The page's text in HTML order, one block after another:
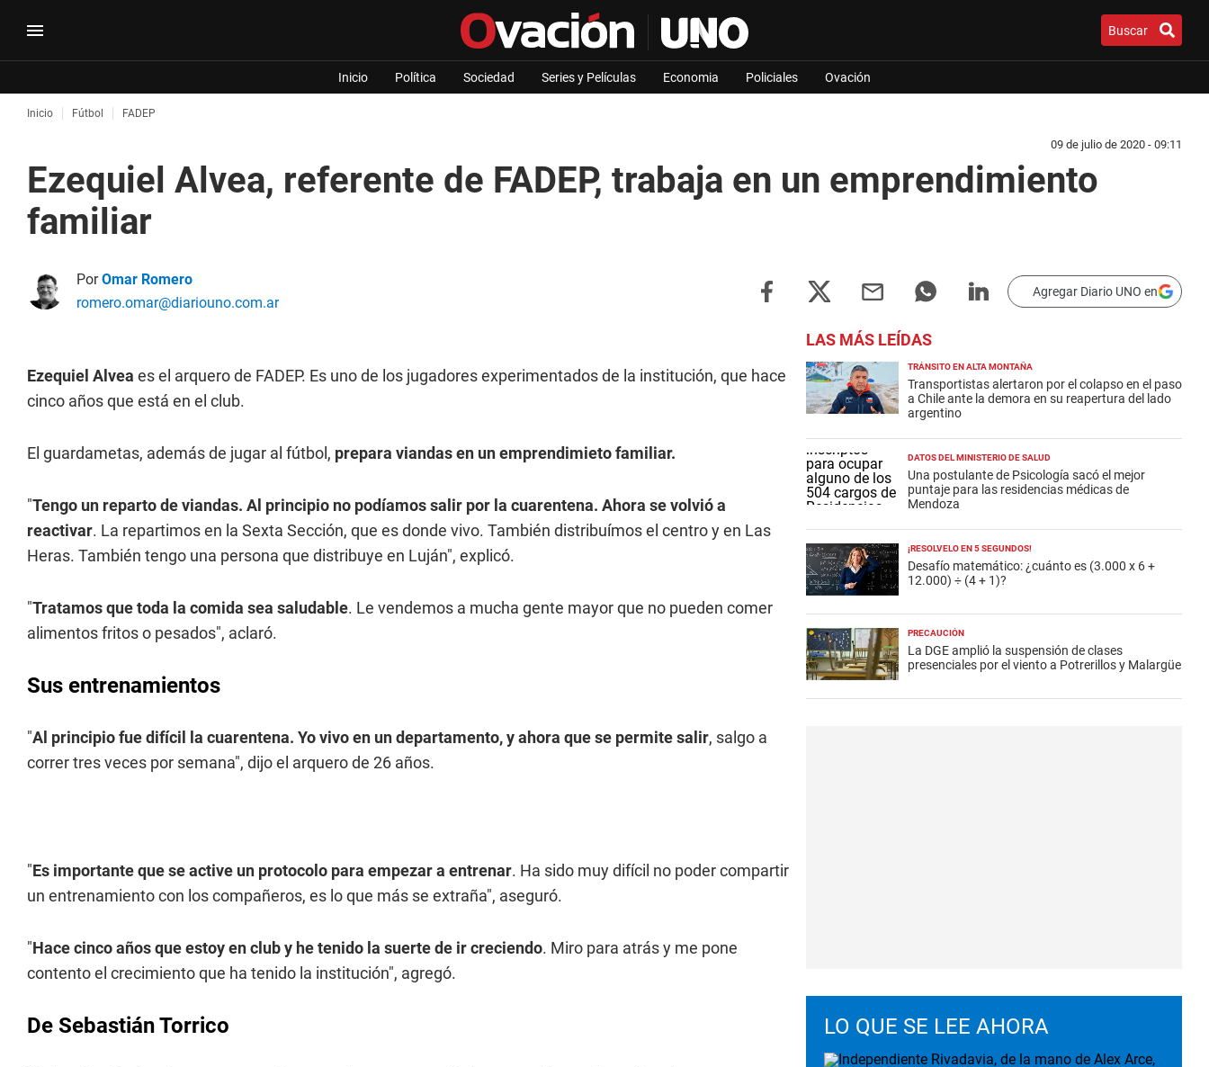
Buscar
Inicio Política Sociedad Series y Películas Economia Policiales Ovación
Inicio Fútbol FADEP
09 de julio de 2020 - 09:11
Ezequiel Alvea, referente de FADEP, trabaja en un emprendimiento
familiar
PorOmar Romero
romero.omar@diariouno.com.ar
Agregar Diario UNO en
Ezequiel Alvea es el arquero de FADEP. Es uno de los jugadores experimentados de la institución, que hace
cinco años que está en el club.
El guardametas, además de jugar al fútbol, prepara viandas en un emprendimieto familiar.
"Tengo un reparto de viandas. Al principio no podíamos salir por la cuarentena. Ahora se volvió a
reactivar. La repartimos en la Sexta Sección, que es donde vivo. También distribuímos el centro y en Las
Heras. También tengo una persona que distribuye en Luján", explicó.
"Tratamos que toda la comida sea saludable. Le vendemos a mucha gente mayor que no pueden comer
alimentos fritos o pesados", aclaró.
Sus entrenamientos
"Al principio fue difícil la cuarentena. Yo vivo en un departamento, y ahora que se permite salir, salgo a
correr tres veces por semana", dijo el arquero de 26 años.
"Es importante que se active un protocolo para empezar a entrenar. Ha sido muy difícil no poder compartir
un entrenamiento con los compañeros, es lo que más se extraña", aseguró.
"Hace cinco años que estoy en club y he tenido la suerte de ir creciendo. Miro para atrás y me pone
contento el crecimiento que ha tenido la institución", agregó.
De Sebastián Torrico
LAS MÁS LEÍDAS
TRÁNSITO EN ALTA MONTAÑA
Transportistas alertaron por el colapso en el paso
a Chile ante la demora en su reapertura del lado
argentino
DATOS DEL MINISTERIO DE SALUD
Una postulante de Psicología sacó el mejor
puntaje para las residencias médicas de
Mendoza
¡RESOLVELO EN 5 SEGUNDOS!
Desafío matemático: ¿cuánto es (3.000 x 6 +
12.000) ÷ (4 + 1)?
PRECAUCIÓN
La DGE amplió la suspensión de clases
presenciales por el viento a Potrerillos y Malargüe
LO QUE SE LEE AHORA